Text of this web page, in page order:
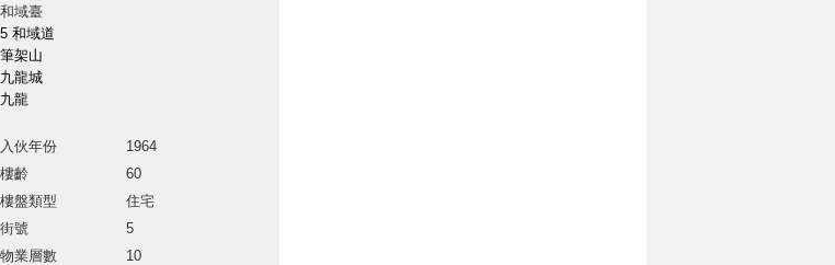
和域臺
5 和域道
筆架山
九龍城
九龍
入伙年份
1964
樓齡
60
樓盤類型
住宅
街號
5
物業層數
10